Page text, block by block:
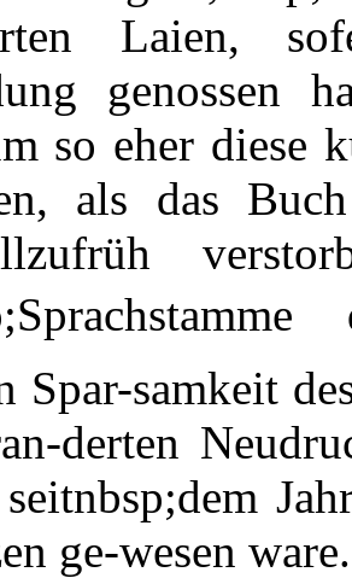
Laien,
genossen
so eher diese
als das Buch
Spar-samkeit
derten
ge-wesen ware.